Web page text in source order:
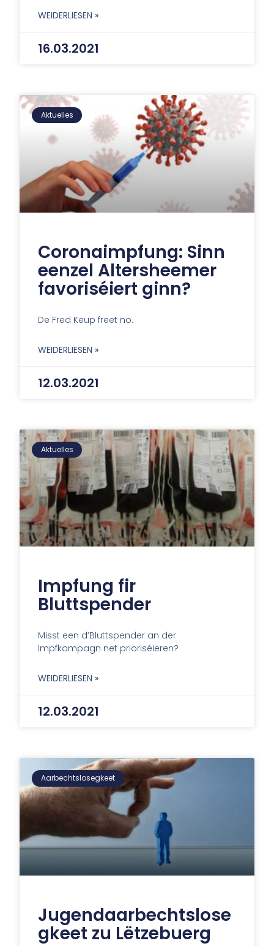
WEIDERLIESEN »
16.03.2021
Aktuelles
Coronaimpfung: Sinn
eenzel Altersheemer
favoriséiert ginn?
De Fred Keup freet no.
WEIDERLIESEN »
12.03.2021
Aktuelles
Impfung fir
Bluttspender
Misst een d’Bluttspender an der
Impfkampagn net prioriséieren?
WEIDERLIESEN »
12.03.2021
Aarbechtslosegkeet
Jugendaarbechtslose
gkeet zu Lëtzebuerg